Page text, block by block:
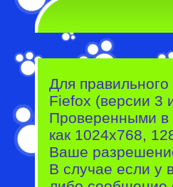
Для
Fiefox (версии 3
Проверенными в
как 1024x768,
Ваше
В случае если у